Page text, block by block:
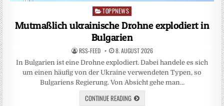
Posted
in
TOPPNEWS
Mutmaßlich ukrainische Drohne explodiert in
Bulgarien
RSS-FEED 8. AUGUST 2026
In Bulgarien ist eine Drohne explodiert. Dabei handele es sich
um einen häufig von der Ukraine verwendeten Typen, so
Bulgariens Regierung. Von Absicht gehe man…
CONTINUE READING